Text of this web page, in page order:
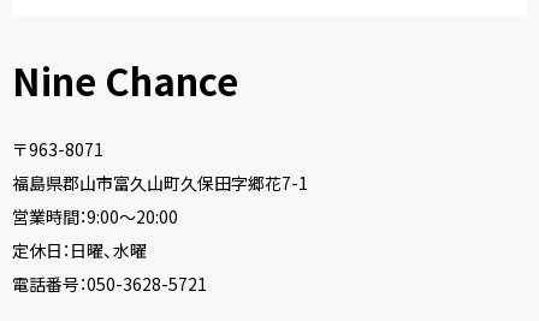
Nine Chance
〒963-8071
福島県郡山市富久山町久保田字郷花7-1
営業時間：9:00〜20:00
定休日：日曜、水曜
電話番号：050-3628-5721